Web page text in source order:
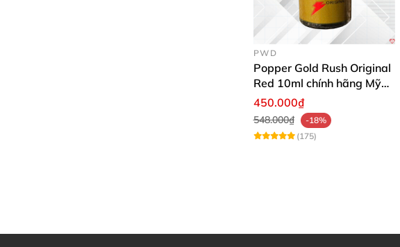
PWD
Popper Gold Rush Original
Red 10ml chính hãng Mỹ
USA PWD
450.000₫
548.000₫
-18%
(175)